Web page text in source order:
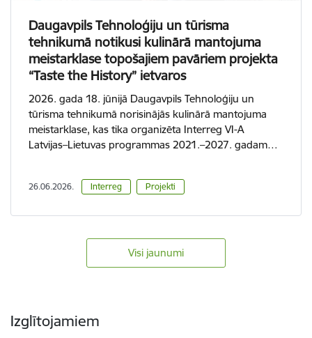
Daugavpils Tehnoloģiju un tūrisma
tehnikumā notikusi kulinārā mantojuma
meistarklase topošajiem pavāriem projekta
“Taste the History” ietvaros
2026. gada 18. jūnijā Daugavpils Tehnoloģiju un
tūrisma tehnikumā norisinājās kulinārā mantojuma
meistarklase, kas tika organizēta Interreg VI-A
Latvijas–Lietuvas programmas 2021.–2027. gadam…
26.06.2026. Interreg Projekti
Visi jaunumi
Izglītojamiem